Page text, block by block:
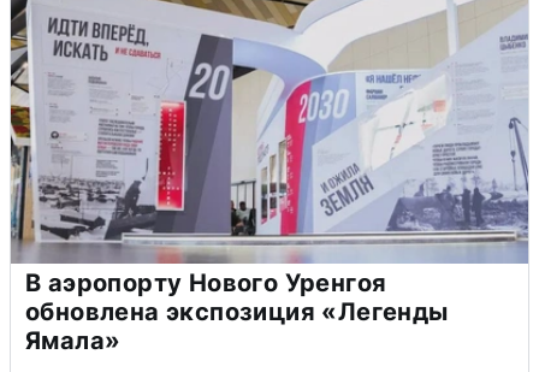
В аэропорту Нового Уренгоя
обновлена экспозиция «Легенды
Ямала»